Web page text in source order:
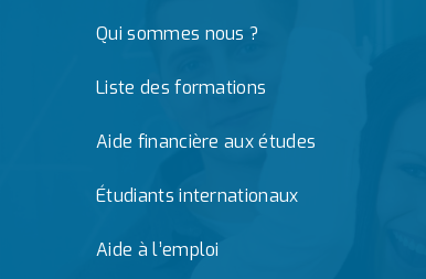
Qui sommes nous ?
Liste des formations
Aide financière aux études
Étudiants internationaux
Aide à l’emploi